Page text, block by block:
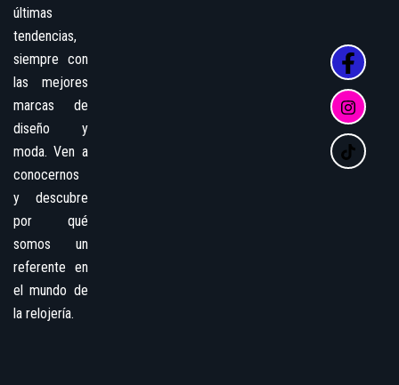
últimas
tendencias,
siempre con
las mejores
marcas de
diseño y
moda. Ven a
conocernos
y descubre
por qué
somos un
referente en
el mundo de
la relojería.